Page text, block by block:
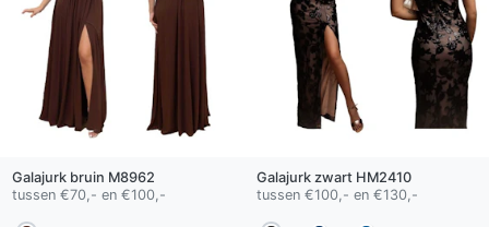
Galajurk bruin M8962
tussen €70,- en €100,-
Galajurk zwartHM2410
tussen €100,- en €130,-